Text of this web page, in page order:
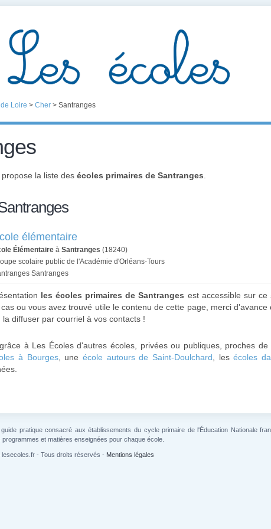
Loire > Cher > Santranges
la liste des écoles primaires de Santranges
élémentaire
Élémentaire à Santranges (18240)
scolaire public de l'Académie d'Orléans-Tours
Santranges
les écoles primaires de Santranges est accessible sur
cas ou vous avez trouvé utile le contenu de cette page, merci
diffuser par courriel à vos contacts !
à Les Écoles d'autres écoles, privées ou publiques, proches de
à Bourges, une école autours de Saint-Doulchard , lesécoles
pratique consacré aux établissements du cycle primaire de l'Éducation Nationale
et matières enseignées pour chaque école.
- Tous droits réservés - Mentions légales